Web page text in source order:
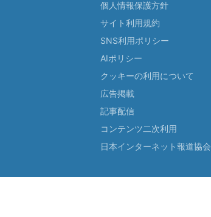
個人情報保護方針
サイト利用規約
SNS利用ポリシー
AIポリシー
クッキーの利用について
広告掲載
記事配信
コンテンツ二次利用
日本インターネット報道協会